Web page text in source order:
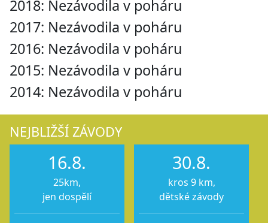
2018: Nezávodila v poháru
2017: Nezávodila v poháru
2016: Nezávodila v poháru
2015: Nezávodila v poháru
2014: Nezávodila v poháru
NEJBLIŽŠÍ ZÁVODY
16.8.
25km,
jen dospělí
30.8.
kros 9 km,
dětské závody